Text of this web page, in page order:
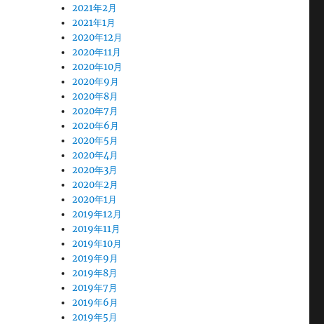
2021年2月
2021年1月
2020年12月
2020年11月
2020年10月
2020年9月
2020年8月
2020年7月
2020年6月
2020年5月
2020年4月
2020年3月
2020年2月
2020年1月
2019年12月
2019年11月
2019年10月
2019年9月
2019年8月
2019年7月
2019年6月
2019年5月